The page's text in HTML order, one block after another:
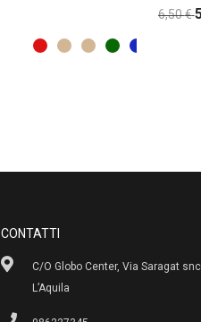
6,50€
CONTATTI
C/O Globo Center, Via Saragat
L’Aquila